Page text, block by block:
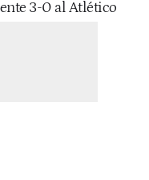
3-0 al Atlético